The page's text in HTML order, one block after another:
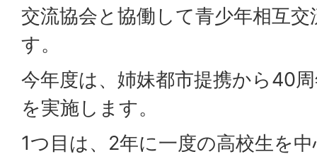
交流協会と協働して青少年相互
す。
今年度は、姉妹都市提携から40
を実施します。
1つ目は、2年に一度の高校生を